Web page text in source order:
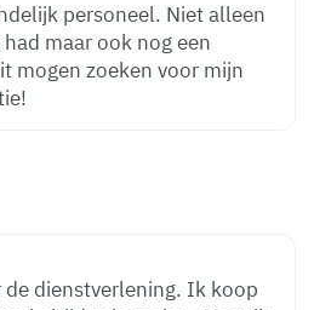
personeel. Niet alleen
maar ook nog een
mogen zoeken voor mijn
de dienstverlening. Ik koop